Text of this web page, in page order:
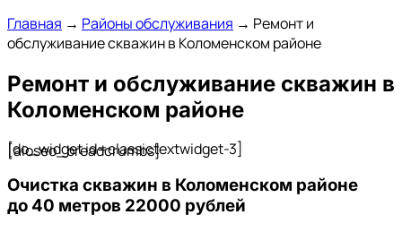
Главная → Районы обслуживания → Ремонт и
обслуживание скважин в Коломенском районе
Ремонт и обслуживание скважин в
Коломенском районе
[aioseo_breadcrumbs]
[do_widget id=classictextwidget-3]
Очистка скважин в Коломенском районе
до 40 метров 22000 рублей